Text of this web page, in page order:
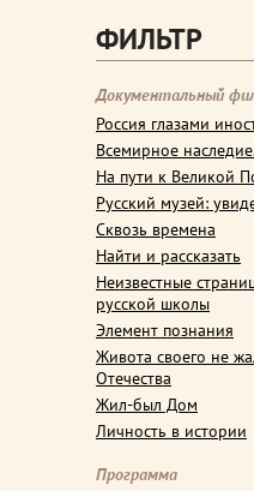
ФИЛЬТР
Документальный
Россия глазами
Всемирное
На пути к Великой
Русский музей:
Сквозь времена
Найти и рассказать
Неизвестные
русской школы
Элемент познания
Живота своего не
Отечества
Жил-был Дом
Личность в истории
Программа